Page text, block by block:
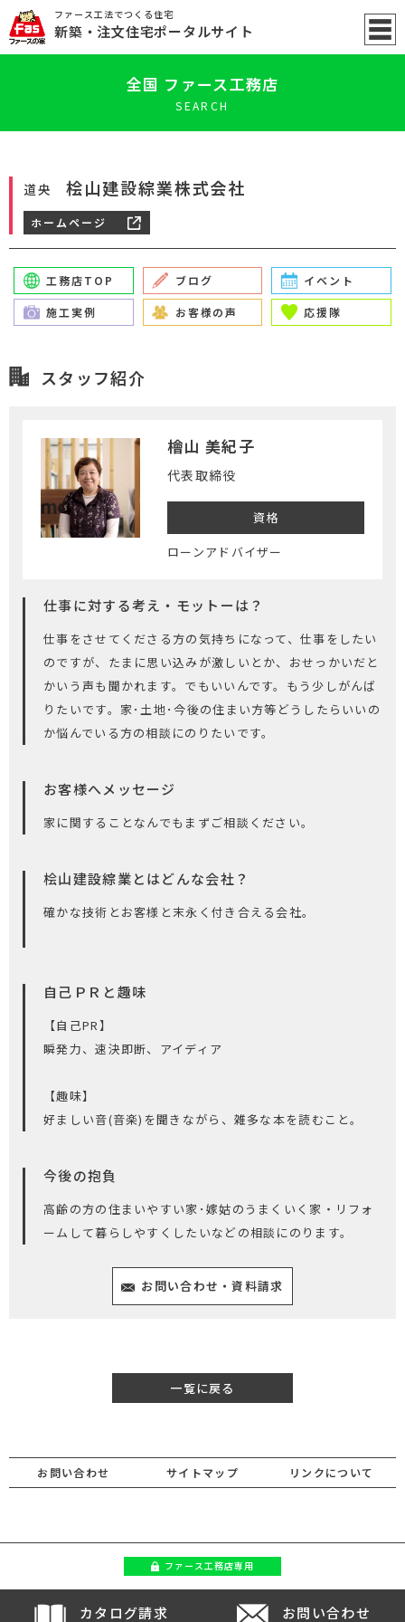
ファース工法でつくる住宅
新築 ・注文住宅ポータルサイト
全国 ファース工務店
SEARCH
道央 桧山建設綜業株式会社
ホームページ
工務店TOP ブログ イベント
施工実例 お客様の声 応援隊
スタッフ紹介
檜山 美紀子
代表取締役
資格
ローンアドバイザー
仕事に対する考え・モットーは？
仕事をさせてくださる方の気持ちになって、仕事をしたい
のですが、たまに思い込みが激しいとか、おせっかいだと
かいう声も聞かれます。でもいいんです。もう少しがんば
りたいです。家･土地･今後の住まい方等どうしたらいいの
か悩んでいる方の相談にのりたいです。
お客様へメッセージ
家に関することなんでもまずご相談ください。
桧山建設綜業とはどんな会社？
確かな技術とお客様と末永く付き合える会社。
自己ＰＲと趣味
【自己PR】
瞬発力、速決即断、アイディア
【趣味】
好ましい音(音楽)を聞きながら、雑多な本を読むこと。
今後の抱負
高齢の方の住まいやすい家･嫁姑のうまくいく家・リフォ
ームして暮らしやすくしたいなどの相談にのります。
お問い合わせ・資料請求
一覧に戻る
お問い合わせ サイトマップ リンクについて
ファース工務店専用
カタログ請求 お問い合わせ